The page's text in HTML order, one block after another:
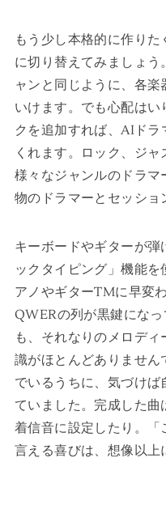
もう少し本格的に作り
に切り替えてみましょ
ャンと同じように、各
いけます。でも心配は
クを追加すれば、AIド
くれます。ロック、ジャ
様々なジャンルのドラ
物のドラマーとセッショ
キーボードやギターが
ックタイピング」機能
アノやギターTMに早変
QWERの列が黒鍵にな
も、それなりのメロデ
識がほとんどありませ
でいるうちに、気づけ
ていました。完成した曲
着信音に設定したり。「
言える喜びは、想像以上